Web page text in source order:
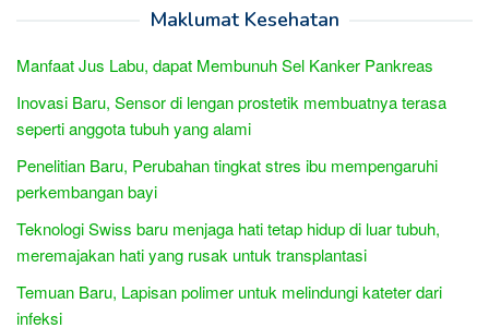
Maklumat Kesehatan
Manfaat Jus Labu, dapat Membunuh Sel Kanker Pankreas
Inovasi Baru, Sensor di lengan prostetik membuatnya terasa
seperti anggota tubuh yang alami
Penelitian Baru, Perubahan tingkat stres ibu mempengaruhi
perkembangan bayi
Teknologi Swiss baru menjaga hati tetap hidup di luar tubuh,
meremajakan hati yang rusak untuk transplantasi
Temuan Baru, Lapisan polimer untuk melindungi kateter dari
infeksi